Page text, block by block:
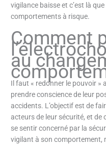
vigilance baisse et c’est là
comportements à risque.
Comment
au
Il faut « redonner le pouvoir »
prendre conscience de leur
accidents. L’objectif est de
acteurs de leur sécurité, et de
se sentir concerné par la
vigilant à son comportement,